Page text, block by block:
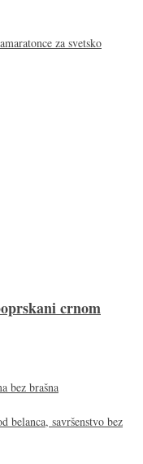
za svetsko
crnom
bez brašna
belanca, savršenstvo bez